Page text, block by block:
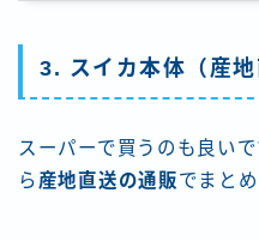
3. スイカ本体（産
スーパーで買うのも良い
ら 産地直送の通販でまと